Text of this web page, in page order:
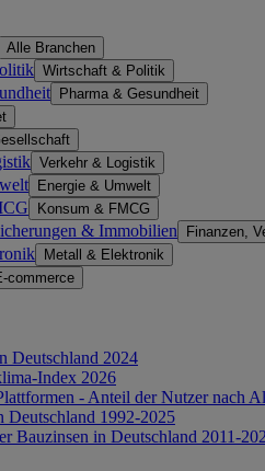
Alle Branchen
Wirtschaft & Politik
Pharma & Gesundheit
Verkehr & Logistik
Energie & Umwelt
Konsum & FMCG
& Immobilien Finanzen,
Metall & Elektronik
commerce
Deutschland 2024
Index 2026
- Anteil der Nutzer nach
Deutschland 1992-2025
Bauzinsen in Deutschland 2011-